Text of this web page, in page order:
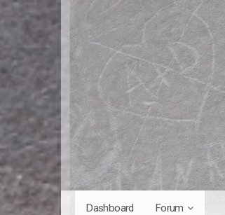
Dashboard Forum